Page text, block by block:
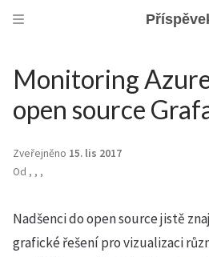
Monitoring
open source
Zveřejněno 15. lis 2017
Od , , ,
Nadšenci do open source jistě
grafické řešení pro vizualizaci